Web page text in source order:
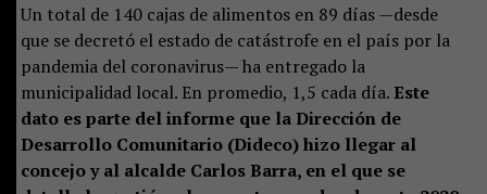
Un total de 140 cajas de alimentos en 89 días —desde
que se decretó el estado de catástrofe en el país por la
pandemia del coronavirus— ha entregado la
municipalidad local. En promedio, 1,5 cada día. Este
dato es parte del informe que la Dirección de
Desarrollo Comunitario (Dideco) hizo llegar al
concejo y al alcalde Carlos Barra, en el que se